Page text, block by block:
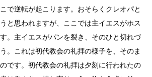
で逆転が起こります。おそらくクレオパと
と思われますが、ここでは主イエスがホス
。主イエスがパンを裂き、そのひと切れづ
。これは初代教会の礼拝の様子を、そのま
です。初代教会の礼拝は夕刻に行われたの